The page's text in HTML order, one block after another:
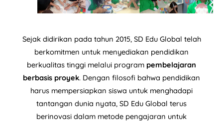
Sejak didirikan pada tahun 2015, SD Edu Global telah
berkomitmen untuk menyediakan pendidikan
berkualitas tinggi melalui program pembelajaran
berbasis proyek. Dengan filosofi bahwa pendidikan
harus mempersiapkan siswa untuk menghadapi
tantangan dunia nyata, SD Edu Global terus
berinovasi dalam metode pengajaran untuk